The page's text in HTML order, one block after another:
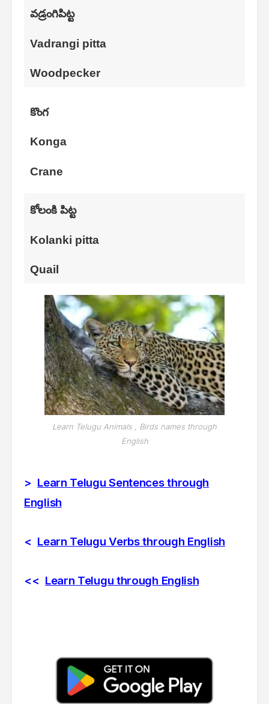
వడ్రంగిపిట్ట
Vadrangi pitta
Woodpecker
కొంగ
Konga
Crane
కోలంకి పిట్ట
Kolanki pitta
Quail
Learn Telugu Animals , Birds names through
English
> Learn Telugu Sentences through
English
< Learn Telugu Verbs through English
<< Learn Telugu through English